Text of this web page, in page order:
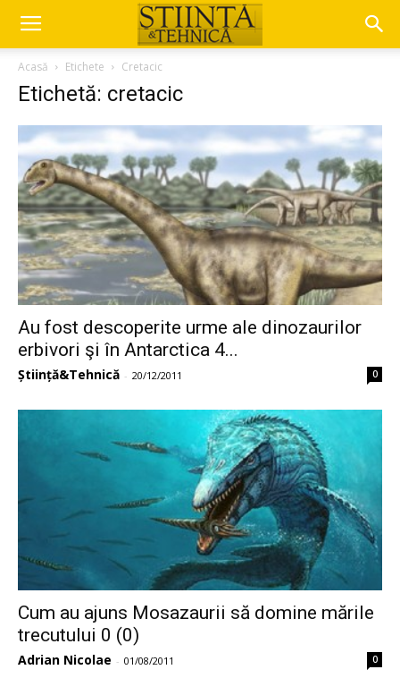
Acasă Etichete Cretacic
Etichetă: cretacic
Au fost descoperite urme ale dinozaurilor
erbivori şi în Antarctica 4...
Știință&Tehnică - 20/12/2011 0
Cum au ajuns Mosazaurii să domine mările
trecutului 0 (0)
Adrian Nicolae - 01/08/2011 0